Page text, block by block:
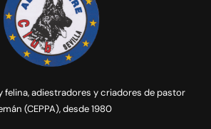
felina, adiestradores y criadores de pastor
(CEPPA), desde 1980